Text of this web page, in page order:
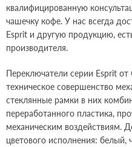
квалифицированную
чашечку кофе. У нас всегда
Esprit и другую продукцию,
производителя.
Переключатели серии Esprit от
техническое совершенство
стеклянные рамки в них
переработанного пластика,
механическим воздействиям.
цветового исполнения: белый,